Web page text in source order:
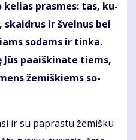
ke­lias pras­mes: tas, ku­
skaid­rus ir švel­nus bei
so­dams ir tin­ka.
pa­aiš­ki­na­te tiems,
že­miš­kiems so­
ir su pa­pras­tu že­miš­ku